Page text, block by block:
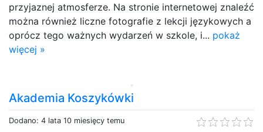
przyjaznej atmosferze. Na stronie internetowej znaleźć
można również liczne fotografie z lekcji językowych a
oprócz tego ważnych wydarzeń w szkole, i... pokaż
więcej »
Akademia Koszykówki
Dodano: 4 lata 10 miesięcy temu